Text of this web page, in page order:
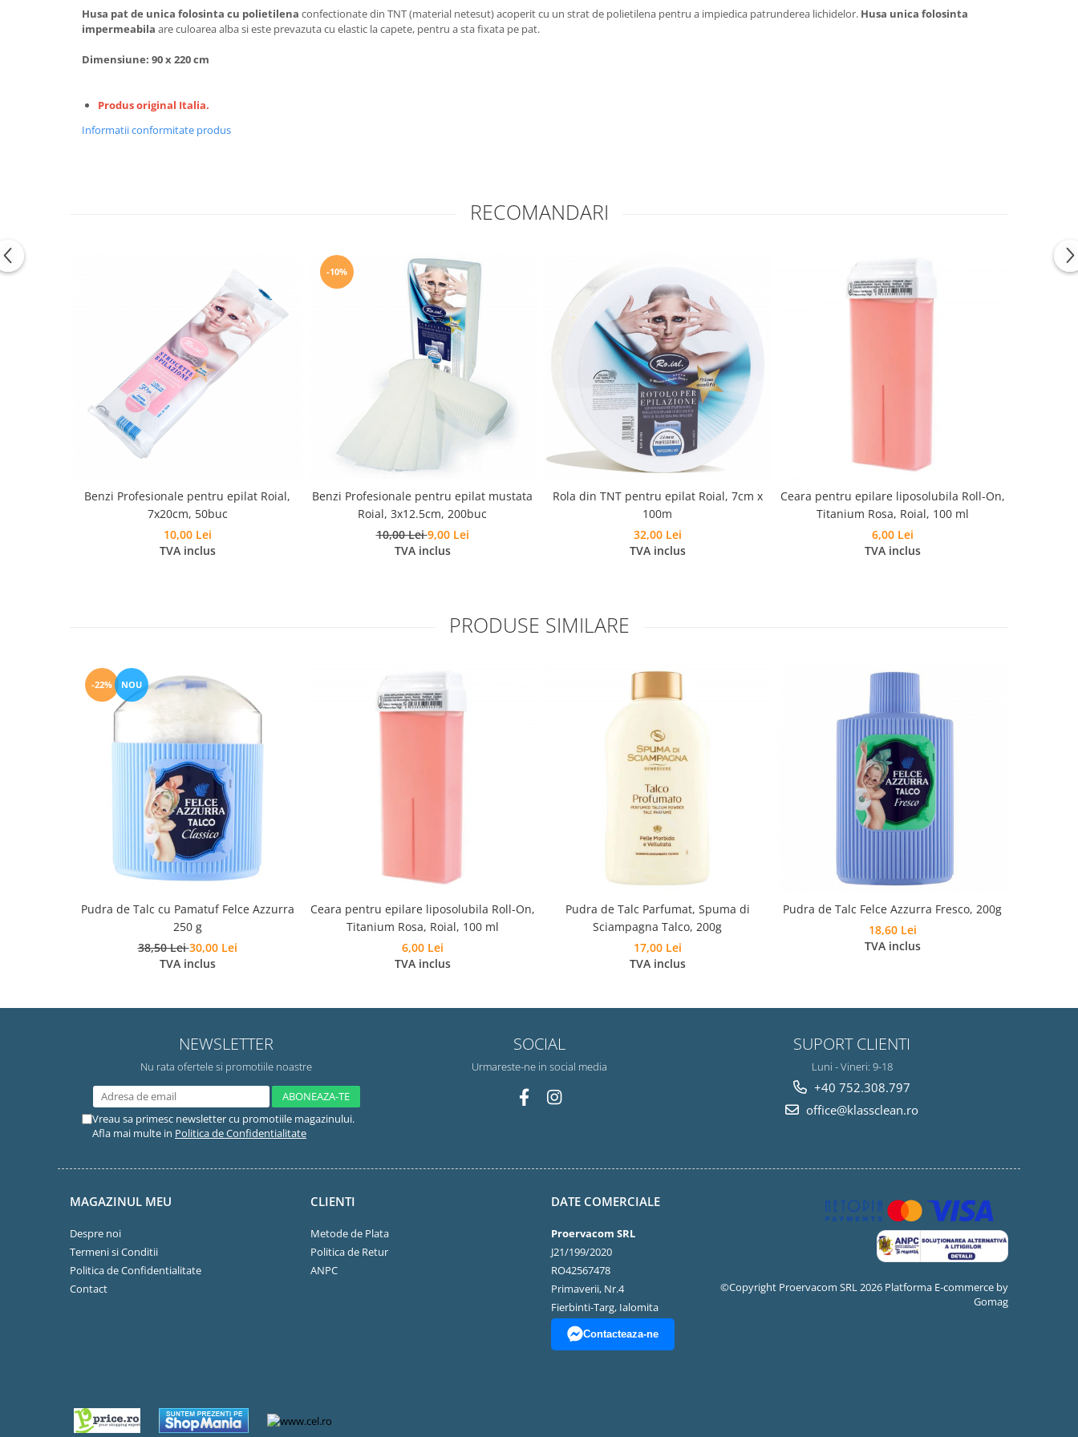
Husa pat de unica folosinta cu polietilena confectionate din TNT (material netesut) acoperit cu un strat de polietilena pentru a impiedica patrunderea lichidelor. Husa unica folosinta
impermeabila are culoarea alba si este prevazuta cu elastic la capete, pentru a sta fixata pe pat.
Dimensiune: 90 x 220 cm
Produs original Italia.
Informatii conformitate produs
RECOMANDARI
Benzi Profesionale pentru epilat Roial,
7x20cm, 50buc
10,00 Lei
TVA inclus
-10%
Benzi Profesionale pentru epilat mustata
Roial, 3x12.5cm, 200buc
10,00 Lei9,00 Lei
TVA inclus
Rola din TNT pentru epilat Roial, 7cm x
100m
32,00 Lei
TVA inclus
Ceara pentru epilare liposolubila Roll-On,
Titanium Rosa, Roial, 100 ml
6,00 Lei
TVA inclus
PRODUSE SIMILARE
-22% NOU
Pudra de Talc cu Pamatuf Felce Azzurra
250 g
38,50 Lei30,00 Lei
TVA inclus
Ceara pentru epilare liposolubila Roll-On,
Titanium Rosa, Roial, 100 ml
6,00 Lei
TVA inclus
Pudra de Talc Parfumat, Spuma di
Sciampagna Talco, 200g
17,00 Lei
TVA inclus
Pudra de Talc Felce Azzurra Fresco, 200g
18,60 Lei
TVA inclus
NEWSLETTER
Nu rata ofertele si promotiile noastre
Vreau sa primesc newsletter cu promotiile magazinului.
Afla mai multe in Politica de Confidentialitate
SOCIAL
Urmareste-ne in social media
SUPORT CLIENTI
Luni - Vineri: 9-18
+40 752.308.797
office@klassclean.ro
MAGAZINUL MEU
Despre noi
Termeni si Conditii
Politica de Confidentialitate
Contact
CLIENTI
Metode de Plata
Politica de Retur
ANPC
DATE COMERCIALE
Proervacom SRL
J21/199/2020
RO42567478
Primaverii, Nr.4
Fierbinti-Targ, Ialomita
Contacteaza-ne
©Copyright Proervacom SRL 2026 Platforma E-commerce by
Gomag